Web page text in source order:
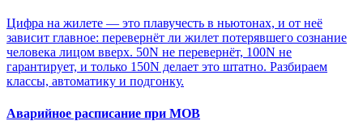
Цифра на жилете — это плавучесть в ньютонах, и от неё
зависит главное: перевернёт ли жилет потерявшего сознание
человека лицом вверх. 50N не перевернёт, 100N не
гарантирует, и только 150N делает это штатно. Разбираем
классы, автоматику и подгонку.
Аварийное расписание при MOB